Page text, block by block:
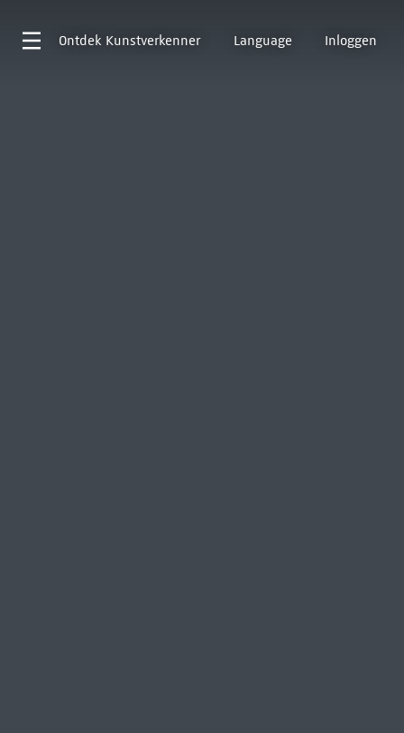
Ontdek Kunstverkenner Language Inloggen